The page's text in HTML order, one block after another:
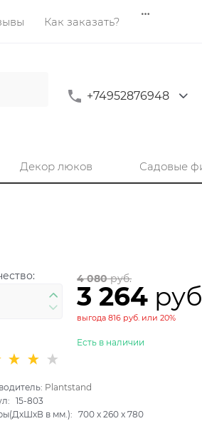
Как заказать?
+74952876948
Декор люков Садовые
4 080 руб.
3 264
выгода816 руб. или20%
Есть в наличии
Plantstand
15-803
в мм.):
700 x260 x780